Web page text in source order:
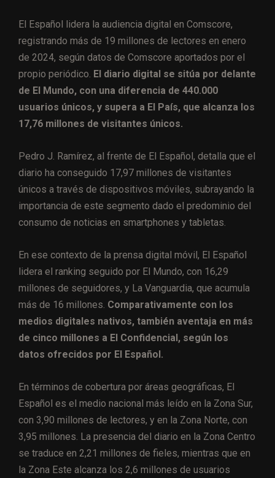
El Español lidera la audiencia digital en Comscore,
registrando más de 19 millones de lectores en enero
de 2024, según datos de Comscore aportados por el
propio periódico. El diario digital se sitúa por delante
de El Mundo, con una diferencia de 440.000
usuarios únicos, y supera a El País, que alcanza los
17,76 millones de visitantes únicos.
Pedro J. Ramírez, al frente de El Español, detalla que el
diario ha conseguido 17,97 millones de visitantes
únicos a través de dispositivos móviles, subrayando la
importancia de este segmento dado el predominio del
consumo de noticias en smartphones y tabletas.
En ese contexto de la prensa digital móvil, El Español
lidera el ranking seguido por El Mundo, con 16,29
millones de seguidores, y La Vanguardia, que acumula
más de 16 millones. Comparativamente con los
medios digitales nativos, también aventaja en más
de cinco millones a El Confidencial, según los
datos ofrecidos por El Español.
En términos de cobertura por áreas geográficas, El
Español es el medio nacional más leído en la Zona Sur,
con 3,90 millones de lectores, y en la Zona Norte, con
3,95 millones. La presencia del diario en la Zona Centro
se traduce en 2,21 millones de fieles, mientras que en
la Zona Este alcanza los 2,6 millones de usuarios